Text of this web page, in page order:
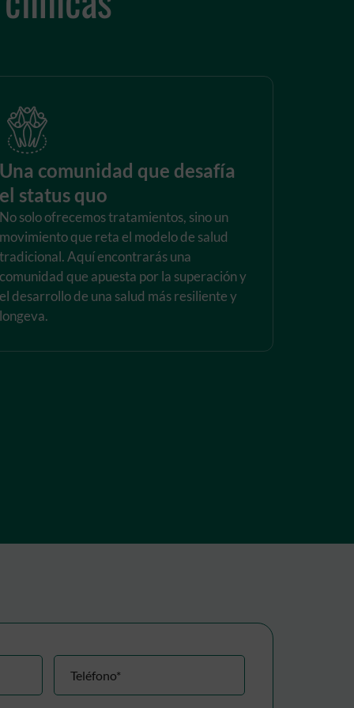
Una comunidad que desafía
el status quo
No solo ofrecemos tratamientos, sino un
movimiento que reta el modelo de salud
tradicional. Aquí encontrarás una
comunidad que apuesta por la superación y
el desarrollo de una salud más resiliente y
longeva.